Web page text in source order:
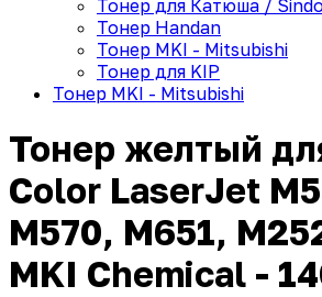
Тонер для Катюша /
Тонер Handan
Тонер MKI - Mitsubishi
Тонер для KIP
Тонер MKI - Mitsubishi
Тонер желтый
Color LaserJet
M570, M651,
MKI Chemical -